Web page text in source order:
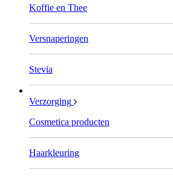
Koffie en Thee
Versnaperingen
Stevia
Verzorging
Cosmetica producten
Haarkleuring